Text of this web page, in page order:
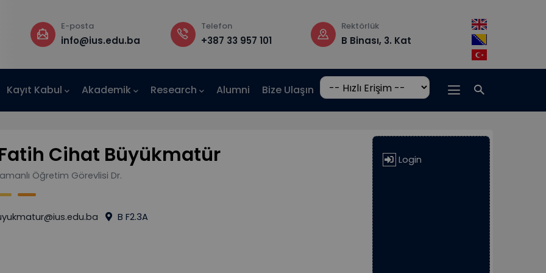
E-posta
info@ius.edu.ba
Telefon
+387 33 957 101
Rektörlük
B Binası, 3. Kat
Çalışma saatleri
Pzt-Cm:
17:00
Kayıt Kabul Akademik Research Alumni Bize Ulaşın
Cihat Büyükmatür
Öğretim Görevlisi Dr.
B F2.3A
Login